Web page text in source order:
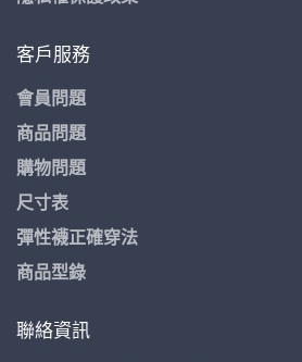
客戶服務
會員問題
商品問題
購物問題
尺寸表
彈性襪正確穿法
商品型錄
聯絡資訊